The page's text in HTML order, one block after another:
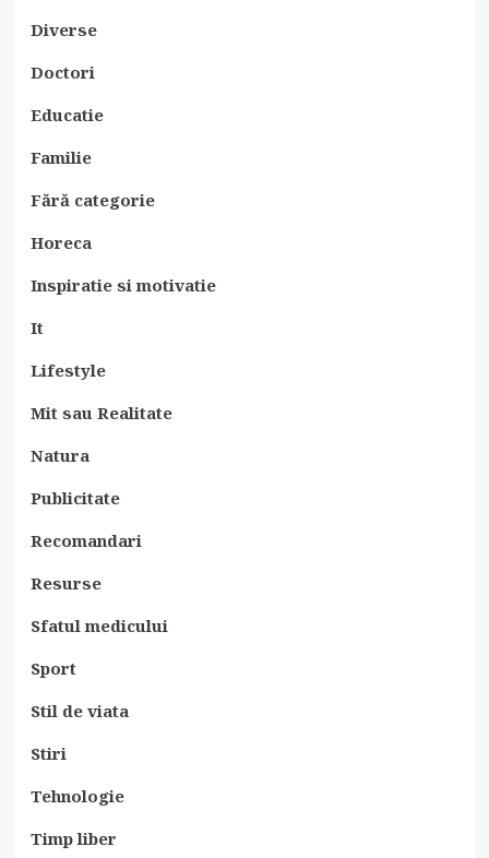
Diverse
Doctori
Educatie
Familie
Fără categorie
Horeca
Inspiratie si motivatie
It
Lifestyle
Mit sau Realitate
Natura
Publicitate
Recomandari
Resurse
Sfatul medicului
Sport
Stil de viata
Stiri
Tehnologie
Timp liber